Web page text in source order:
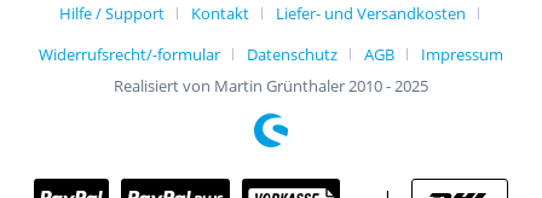
Hilfe / Support Kontakt
Liefer- und Versandkosten
Widerrufsrecht/-formular
Datenschutz AGB
Impressum
Realisiert von Martin Grünthaler 2010 - 2025